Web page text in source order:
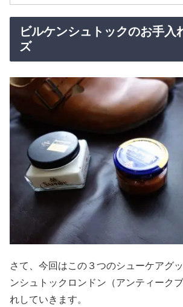
ビルケンシュトックのお手入
ズ
さて、今回はこの３つのシューケアグ
ンシュトックロンドン（アンティーク
れしていきます。